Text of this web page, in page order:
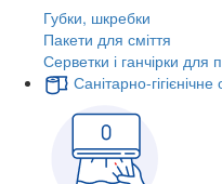
Губки, шкребки
Пакети для сміття
Серветки і ганчірки для
Санітарно-